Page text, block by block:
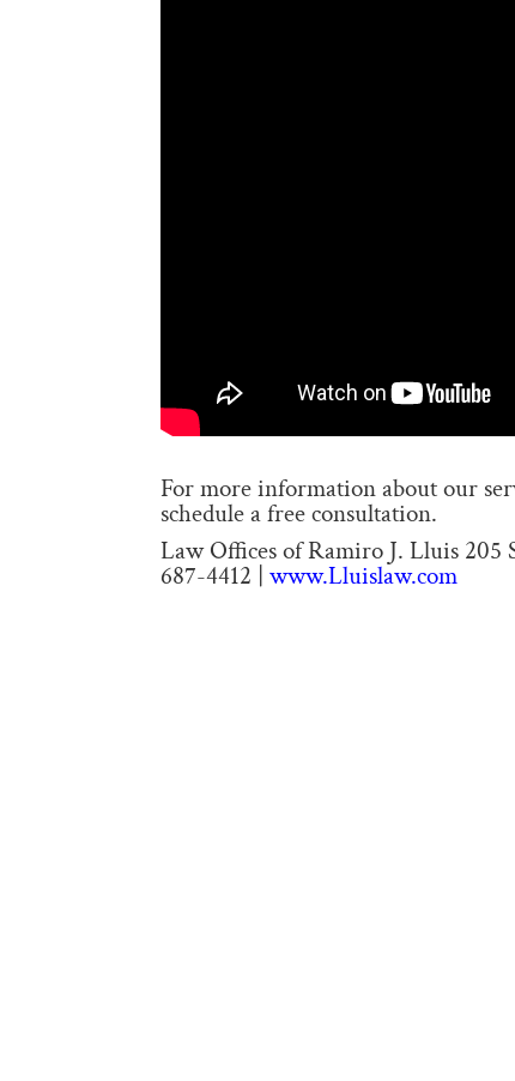
For more information about our
schedule a free consultation.
Law Offices of Ramiro J. Lluis 205
687-4412 |www.Lluislaw.com